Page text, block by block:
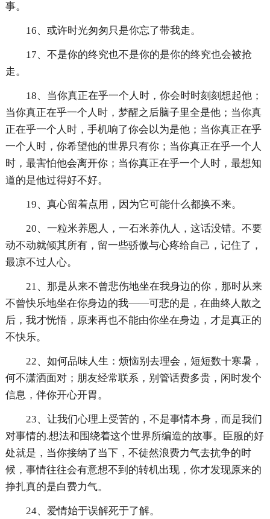
事。
16、或许时光匆匆只是你忘了带我走。
17、不是你的终究也不是你的是你的终究也会被抢
走。
18、当你真正在乎一个人时，你会时时刻刻想起他；
当你真正在乎一个人时，梦醒之后脑子里全是他；当你真
正在乎一个人时，手机响了你会以为是他；当你真正在乎
一个人时，你希望他的世界只有你；当你真正在乎一个人
时，最害怕他会离开你；当你真正在乎一个人时，最想知
道的是他过得好不好。
19、真心留着点用，因为它可能什么都换不来。
20、一粒米养恩人，一石米养仇人，这话没错。不要
动不动就倾其所有，留一些骄傲与心疼给自己，记住了，
最凉不过人心。
21、那是从来不曾悲伤地坐在我身边的你，那时从来
不曾快乐地坐在你身边的我——可悲的是，在曲终人散之
后，我才恍悟，原来再也不能由你坐在身边，才是真正的
不快乐。
22、如何品味人生：烦恼别去理会，短短数十寒暑，
何不潇洒面对；朋友经常联系，别管话费多贵，闲时发个
信息，伴你开心开胃。
23、让我们心理上受苦的，不是事情本身，而是我们
对事情的.想法和围绕着这个世界所编造的故事。臣服的好
处就是，当你接纳了当下，不徒然浪费力气去抗争的时
候，事情往往会有意想不到的转机出现，你才发现原来的
挣扎真的是白费力气。
24、爱情始于误解死于了解。